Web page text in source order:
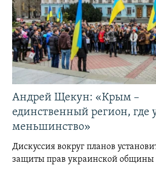
Андрей Щекун: «Крым –
единственный регион, где
меньшинство»
Дискуссия вокруг планов
защиты прав украинской